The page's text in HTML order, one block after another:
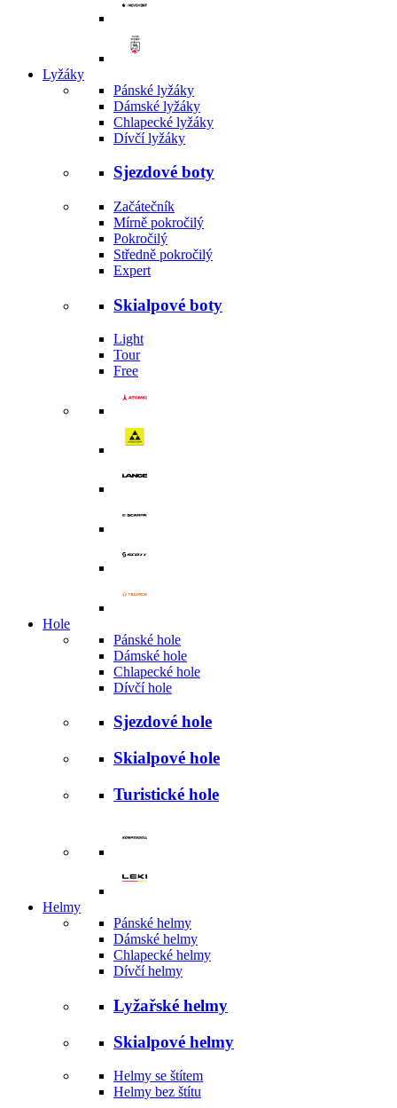
Lyžáky
Pánské lyžáky
Dámské lyžáky
Chlapecké lyžáky
Dívčí lyžáky
Sjezdové boty
Začátečník
Mírně pokročilý
Pokročilý
Středně pokročilý
Expert
Skialpové boty
Light
Tour
Free
Hole
Pánské hole
Dámské hole
Chlapecké hole
Dívčí hole
Sjezdové hole
Skialpové hole
Turistické hole
Helmy
Pánské helmy
Dámské helmy
Chlapecké helmy
Dívčí helmy
Lyžařské helmy
Skialpové helmy
Helmy se štítem
Helmy bez štítu